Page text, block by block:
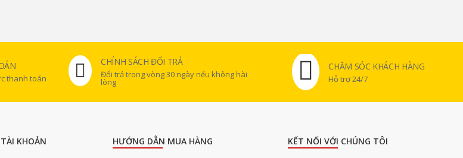
thanh toán
CHÍNH SÁCH ĐỔI TRẢ
Đổi trả trong vòng 30 ngày nếu không hài
lòng
CHĂM SÓC KHÁCH HÀNG
Hỗ trợ 24/7
KHOẢN HƯỚNG DẪN MUA HÀNG KẾT NỐI VỚI CHÚNG TÔI